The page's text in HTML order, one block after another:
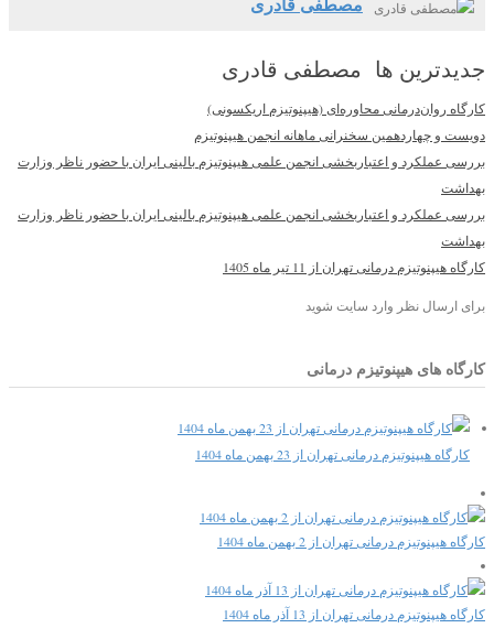
جدیدترین ها مصطفی قادری
کارگاه روان‌درمانی محاوره‌ای (هیپنوتیزم اریکسونی)
دویست و چهاردهمین سخنرانی ماهانه انجمن هیپنوتیزم
بررسی عملکرد و اعتباربخشی انجمن علمی هیپنوتیزم بالینی ایران با حضور ناظر وزارت
بهداشت
بررسی عملکرد و اعتباربخشی انجمن علمی هیپنوتیزم بالینی ایران با حضور ناظر وزارت
بهداشت
کارگاه هیپنوتیزم درمانی تهران از 11 تیر ماه 1405
برای ارسال نظر وارد سایت شوید
کارگاه های هیپنوتیزم درمانی
کارگاه هیپنوتیزم درمانی تهران از 23 بهمن ماه 1404
کارگاه هیپنوتیزم درمانی تهران از 2 بهمن ماه 1404
کارگاه هیپنوتیزم درمانی تهران از 13 آذر ماه 1404